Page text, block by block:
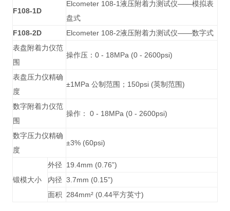
F108-1D
Elcometer 108-1液压附着力测试仪——模拟表
盘式
F108-2D
Elcometer 108-2液压附着力测试仪——数字式
表盘附着力仪范
围
操作压：0 - 18MPa (0 - 2600psi)
表盘压力仪精确
度
±1MPa 公制范围；150psi (英制范围)
数字附着力仪范
围
操作： 0 - 18MPa (0 - 2600psi)
数字压力仪精确
度
±3% (60psi)
锻模大小
外径 19.4mm (0.76”)
内径 3.7mm (0.15”)
面积 284mm² (0.44平方英寸)